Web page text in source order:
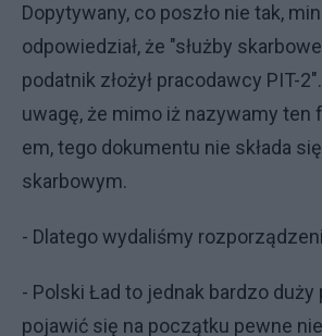
Dopytywany, co poszło nie tak,
odpowiedział, że "służby
podatnik złożył pracodawcy PIT-
uwagę, że mimo iż nazywamy ten
em, tego dokumentu nie składa
skarbowym.
- Dlatego wydaliśmy
- Polski Ład to jednak bardzo duży
pojawić się na początku pewne